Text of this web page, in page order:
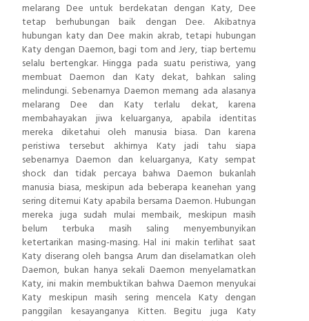
melarang Dee untuk berdekatan dengan Katy, Dee
tetap berhubungan baik dengan Dee. Akibatnya
hubungan katy dan Dee makin akrab, tetapi hubungan
Katy dengan Daemon, bagi tom and Jery, tiap bertemu
selalu bertengkar. Hingga pada suatu peristiwa, yang
membuat Daemon dan Katy dekat, bahkan saling
melindungi. Sebenarnya Daemon memang ada alasanya
melarang Dee dan Katy terlalu dekat, karena
membahayakan jiwa keluarganya, apabila identitas
mereka diketahui oleh manusia biasa. Dan karena
peristiwa tersebut akhirnya Katy jadi tahu siapa
sebenarnya Daemon dan keluarganya, Katy sempat
shock dan tidak percaya bahwa Daemon bukanlah
manusia biasa, meskipun ada beberapa keanehan yang
sering ditemui Katy apabila bersama Daemon. Hubungan
mereka juga sudah mulai membaik, meskipun masih
belum terbuka masih saling menyembunyikan
ketertarikan masing-masing. Hal ini makin terlihat saat
Katy diserang oleh bangsa Arum dan diselamatkan oleh
Daemon, bukan hanya sekali Daemon menyelamatkan
Katy, ini makin membuktikan bahwa Daemon menyukai
Katy meskipun masih sering mencela Katy dengan
panggilan kesayanganya Kitten. Begitu juga Katy